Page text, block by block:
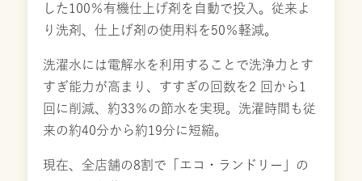
した100％有機仕上げ剤を自動で投入。従来よ
り洗剤、仕上げ剤の使用料を50％軽減。
洗濯水には電解水を利用することで洗浄力とす
すぎ能力が高まり、すすぎの回数を2 回から1
回に削減、約33％の節水を実現。洗濯時間も従
来の約40分から約19分に短縮。
現在、全店舗の8割で「エコ・ランドリー」の